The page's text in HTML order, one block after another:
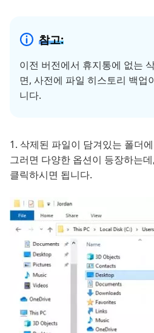
참고:
이전 버전에서 휴지통에 없는
면, 사전에 파일 히스토리 백업
니다.
1. 삭제된 파일이 담겨있는 폴더
그러면 다양한 옵션이 등장하는
클릭하시면 됩니다.